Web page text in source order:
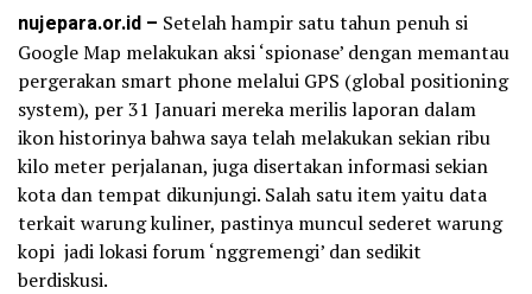
nujepara.or.id – Setelah hampir satu tahun penuh si
Google Map melakukan aksi ‘spionase’ dengan memantau
pergerakan smart phone melalui GPS (global positioning
system), per 31 Januari mereka merilis laporan dalam
ikon historinya bahwa saya telah melakukan sekian ribu
kilo meter perjalanan, juga disertakan informasi sekian
kota dan tempat dikunjungi. Salah satu item yaitu data
terkait warung kuliner, pastinya muncul sederet warung
kopi jadi lokasi forum ‘nggremengi’ dan sedikit
berdiskusi.